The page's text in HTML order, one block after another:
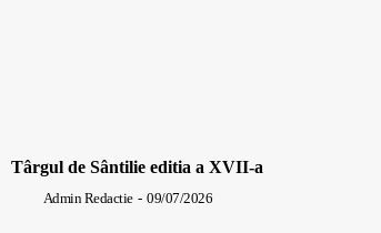
Târgul de Sântilie editia a XVII-a
Admin Redactie - 09/07/2026